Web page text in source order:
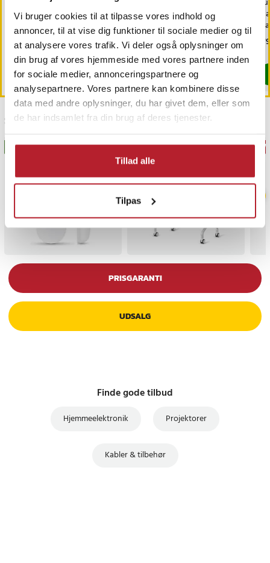
Vi bruger cookies til at tilpasse vores indhold og
annoncer, til at vise dig funktioner til sociale medier og til
at analysere vores trafik. Vi deler også oplysninger om
din brug af vores hjemmeside med vores partnere inden
for sociale medier, annonceringspartnere og
analysepartnere. Vores partnere kan kombinere disse
data med andre oplysninger, du har givet dem, eller som
de har indsamlet fra din brug af deres tjenester.
Tillad alle
Tilpas
næsehår til Philips
OneBlade /
næsehårstrimmer /
næsetrimmerhoved
Pris :69 kr.
69 kr.
Findes på lager, Leveres i løbet af 1-2 hverdage
Køb
6-pak / pucklamper med
fjernbetjening / dæmpbar
skabsbelysning
Nuværende pris:
149 kr.Tidligere pris:199 kr.
149 kr. 199 kr.
Findes på lager, Leveres i løbet af 1-2
Køb
Sidst besøgt
BESTSELLERE
PRISGARANTI
UDSALG
Finde gode tilbud
Hjemmeelektronik Projektorer
Kabler & tilbehør